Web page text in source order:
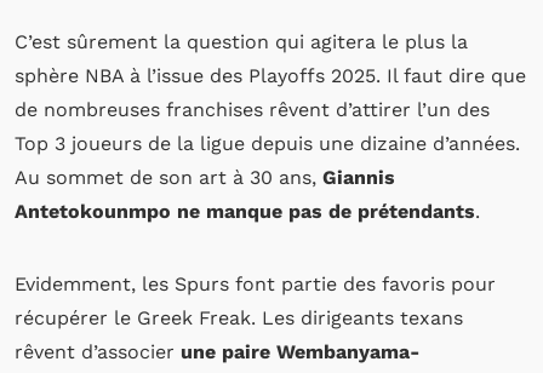
C’est sûrement la question qui agitera le plus la
sphère NBA à l’issue des Playoffs 2025. Il faut dire que
de nombreuses franchises rêvent d’attirer l’un des
Top 3 joueurs de la ligue depuis une dizaine d’années.
Au sommet de son art à 30 ans, Giannis
Antetokounmpo ne manque pas de prétendants.
Evidemment, les Spurs font partie des favoris pour
récupérer le Greek Freak. Les dirigeants texans
rêvent d’associer une paire Wembanyama-